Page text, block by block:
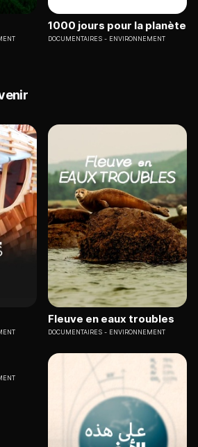
1000 jours pour la planète
DOCUMENTAIRES ENVIRONNEMENT
Fleuve en eaux troubles
DOCUMENTAIRES ENVIRONNEMENT